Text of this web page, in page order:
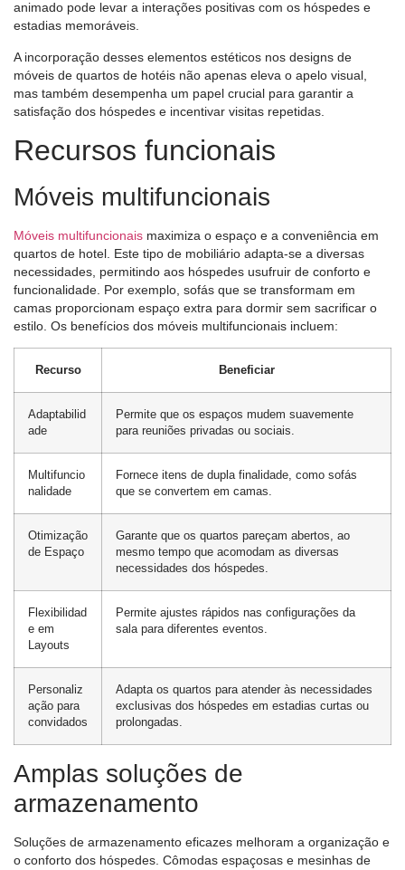
animado pode levar a interações positivas com os hóspedes e
estadias memoráveis.
A incorporação desses elementos estéticos nos designs de
móveis de quartos de hotéis não apenas eleva o apelo visual,
mas também desempenha um papel crucial para garantir a
satisfação dos hóspedes e incentivar visitas repetidas.
Recursos funcionais
Móveis multifuncionais
Móveis multifuncionais maximiza o espaço e a conveniência em
quartos de hotel. Este tipo de mobiliário adapta-se a diversas
necessidades, permitindo aos hóspedes usufruir de conforto e
funcionalidade. Por exemplo, sofás que se transformam em
camas proporcionam espaço extra para dormir sem sacrificar o
estilo. Os benefícios dos móveis multifuncionais incluem:
Recurso Beneficiar
Adaptabilid
ade
Permite que os espaços mudem suavemente
para reuniões privadas ou sociais.
Multifuncio
nalidade
Fornece itens de dupla finalidade, como sofás
que se convertem em camas.
Otimização
de Espaço
Garante que os quartos pareçam abertos, ao
mesmo tempo que acomodam as diversas
necessidades dos hóspedes.
Flexibilidad
e em
Layouts
Permite ajustes rápidos nas configurações da
sala para diferentes eventos.
Personaliz
ação para
convidados
Adapta os quartos para atender às necessidades
exclusivas dos hóspedes em estadias curtas ou
prolongadas.
Amplas soluções de
armazenamento
Soluções de armazenamento eficazes melhoram a organização e
o conforto dos hóspedes. Cômodas espaçosas e mesinhas de